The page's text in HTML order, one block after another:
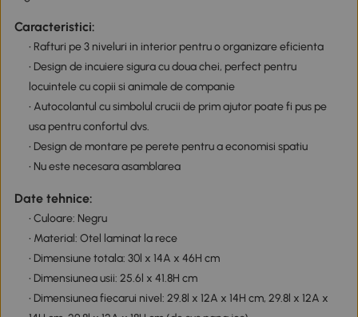
Caracteristici:
• Rafturi pe 3 niveluri in interior pentru o organizare eficienta
• Design de incuiere sigura cu doua chei, perfect pentru
locuintele cu copii si animale de companie
• Autocolantul cu simbolul crucii de prim ajutor poate fi pus pe
usa pentru confortul dvs.
• Design de montare pe perete pentru a economisi spatiu
• Nu este necesara asamblarea
Date tehnice:
• Culoare: Negru
• Material: Otel laminat la rece
• Dimensiune totala: 30l x 14A x 46H cm
• Dimensiunea usii: 25.6l x 41.8H cm
• Dimensiunea fiecarui nivel: 29.8l x 12A x 14H cm, 29.8l x 12A x